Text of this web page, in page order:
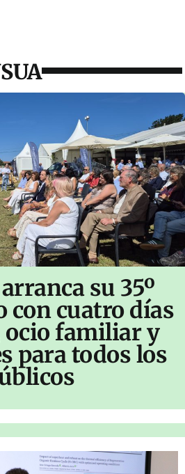
su 35º
con cuatro días
ocio familiar y
para todos los